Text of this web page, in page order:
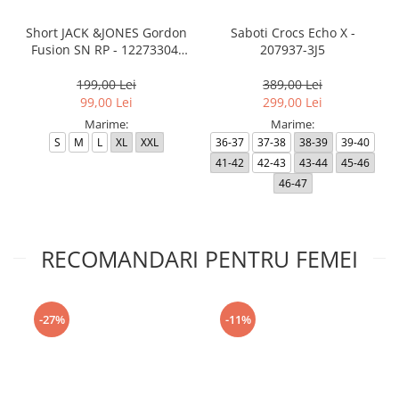
Short JACK &JONES Gordon
Fusion SN RP - 12273304-
199,00 Lei
99,00 Lei
Marime:
S M L XL XXL
Saboti Crocs Echo X -
207937-3J5
389,00 Lei
299,00 Lei
Marime:
36-37 37-38 38-39
39-40
41-42
42-43 43-44
45-46
46-47
RECOMANDARI PENTRU FEMEI
-27% -11%